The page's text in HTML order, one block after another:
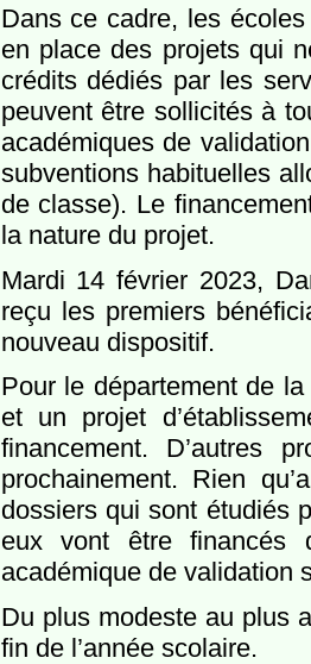
Dans ce cadre, les
en place des projets qui
crédits dédiés par les
peuvent être sollicités à
académiques de
subventions habituelles
de classe). Le
la nature du projet.
Mardi 14 février 2023,
reçu les premiers
nouveau dispositif.
Pour le département de
et un projet
financement. D’autres
prochainement. Rien
dossiers qui sont étudiés
eux vont être financés
académique de validation
Du plus modeste au plus
fin de l’année scolaire.